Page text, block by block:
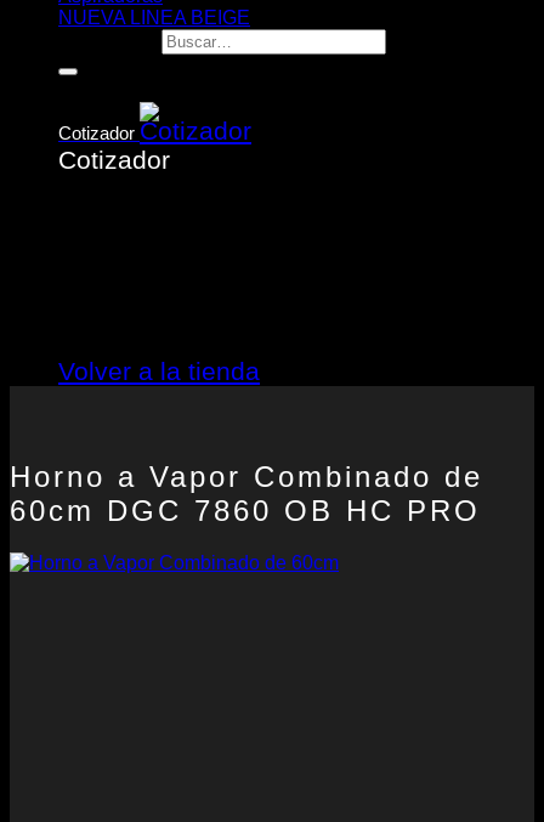
NUEVA LINEA BEIGE
Cotizador
Cotizador
Volver a la tienda
Horno a Vapor Combinado de
60cm DGC 7860 OB HC PRO